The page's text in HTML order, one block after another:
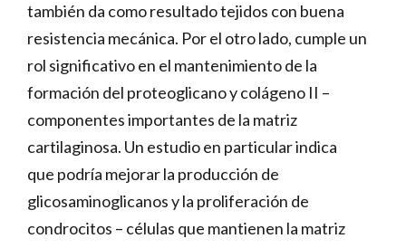
también da como resultado tejidos con buena
resistencia mecánica. Por el otro lado, cumple un
rol significativo en el mantenimiento de la
formación del proteoglicano y colágeno II –
componentes importantes de la matriz
cartilaginosa. Un estudio en particular indica
que podría mejorar la producción de
glicosaminoglicanos y la proliferación de
condrocitos – células que mantienen la matriz